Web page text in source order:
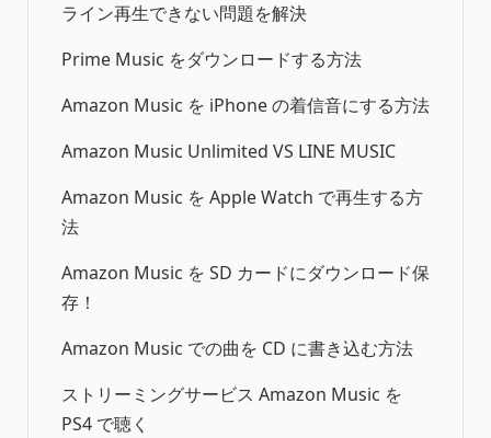
ライン再生できない問題を解決
Prime Music をダウンロードする方法
Amazon Music を iPhone の着信音にする方法
Amazon Music Unlimited VS LINE MUSIC
Amazon Music を Apple Watch で再生する方
法
Amazon Music を SD カードにダウンロード保
存！
Amazon Music での曲を CD に書き込む方法
ストリーミングサービス Amazon Music を
PS4 で聴く